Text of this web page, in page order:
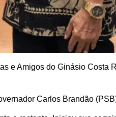
e Amigos do Ginásio Costa
Carlos Brandão